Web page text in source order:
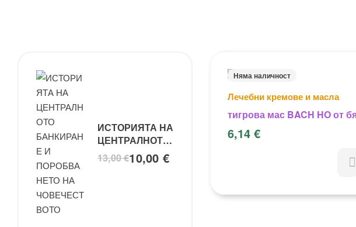
Няма наличност
Лечебни кремове и масла
тигрова мас BACH HO от
тигър
6,14 €
ИСТОРИЯТА НА
ЦЕНТРАЛНОТО
БАНКИРАНЕ И
ПОРОБВАНЕТО
13,00€10,00 €